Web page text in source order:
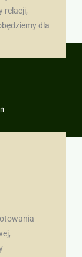
relacji,
dla